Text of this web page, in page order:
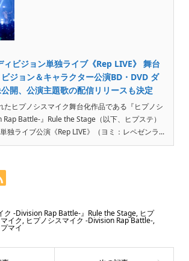
ィビジョン単独ライブ《Rep LIVE》 舞台
ジョン＆キャラクター公演BD・DVD ダ
開、公演主題歌の配信リリースも決定
たヒプノシスマイク舞台化作品である『ヒプノシ
Battle-』Rule the Stage（以下、ヒプステ）
独ライブ公演《Rep LIVE》（ヨミ：レペゼンラ...
ク -Division Rap Battle-』Rule the Stage, ヒプ
イク, ヒプノシスマイク -Division Rap Battle-,
マイ